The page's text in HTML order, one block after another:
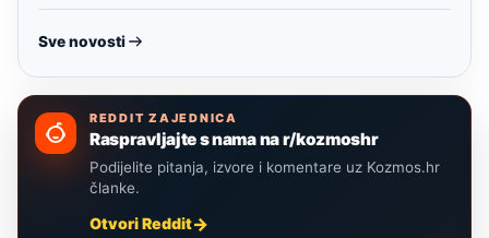
Sve novosti
REDDIT ZAJEDNICA
Raspravljajte s nama na r/kozmoshr
Podijelite pitanja, izvore i komentare uz Kozmos.hr
članke.
Otvori Reddit